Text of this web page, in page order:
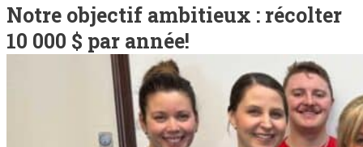
Notre objectif ambitieux : récolter
10 000 $ par année!